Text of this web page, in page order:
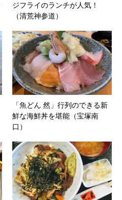
ジフライのランチが人気！
（清荒神参道）
「魚どん 然」行列のできる新
鮮な海鮮丼を堪能（宝塚南
口）